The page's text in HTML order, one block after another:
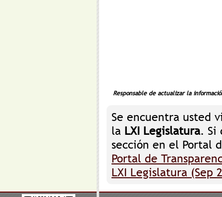
Responsable de actualizar la
Se encuentra usted
la LXI Legislatura. Si
sección en el Portal
Portal de
LXI Legislatura (Sep